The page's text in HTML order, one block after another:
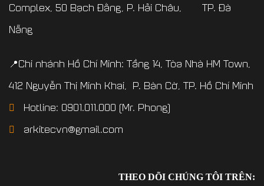
Complex, 50 Bạch Đằng, P. Hải Châu, TP. Đà
Nẵng
📍Chi nhánh Hồ Chí Minh: Tầng 14, Tòa Nhà HM Town,
412 Nguyễn Thị Minh Khai, P. Bàn Cờ, TP. Hồ Chí Minh
Hotline: 0901.011.000 (Mr. Phong)
arkitecvn@gmail.com
THEO DÕI CHÚNG TÔI TRÊN: